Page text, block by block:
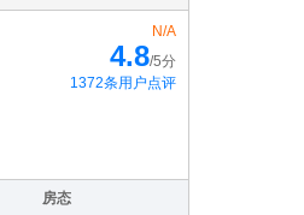
N/A
4.8/5分
1372条用户点评
房态